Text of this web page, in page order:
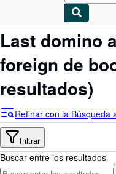
Mi cuenta
Consultar mis pedidos
Cerrar sesión
Búsqueda avanzada
Colecciones
Libros antiguos
Arte y coleccionismo
Last domino
foreign de
resultados)
Refinar con la Búsqueda
Filtrar
Buscar entre los resultados